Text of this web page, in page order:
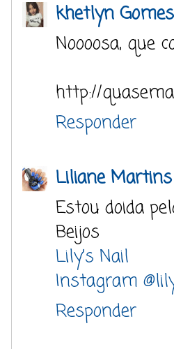
khetlyn Gomes
Noooosa, que
http://
Responder
Liliane Martins
Estou doida
Beijos
Lily’s Nail
Instagram
Responder